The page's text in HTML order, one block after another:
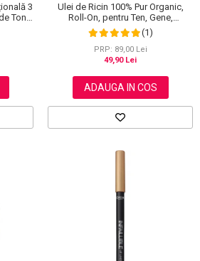
3
Ton,
Ulei de Ricin 100% Pur Organic,
Roll-On, pentru Ten, Gene,
Sprancene, Unghii, 30 ml
(1)
PRP: 89,00 Lei
49,90 Lei
ADAUGA IN COS